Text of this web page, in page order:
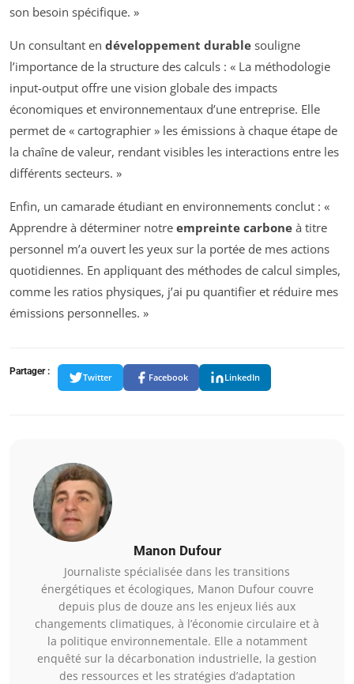
son besoin spécifique. »
Un consultant en développement durable souligne
l’importance de la structure des calculs : « La méthodologie
input-output offre une vision globale des impacts
économiques et environnementaux d’une entreprise. Elle
permet de « cartographier » les émissions à chaque étape de
la chaîne de valeur, rendant visibles les interactions entre les
différents secteurs. »
Enfin, un camarade étudiant en environnements conclut : «
Apprendre à déterminer notre empreinte carbone à titre
personnel m’a ouvert les yeux sur la portée de mes actions
quotidiennes. En appliquant des méthodes de calcul simples,
comme les ratios physiques, j’ai pu quantifier et réduire mes
émissions personnelles. »
Partager :
Twitter Facebook LinkedIn
Manon Dufour
Journaliste spécialisée dans les transitions
énergétiques et écologiques, Manon Dufour couvre
depuis plus de douze ans les enjeux liés aux
changements climatiques, à l’économie circulaire et à
la politique environnementale. Elle a notamment
enquêté sur la décarbonation industrielle, la gestion
des ressources et les stratégies d’adaptation